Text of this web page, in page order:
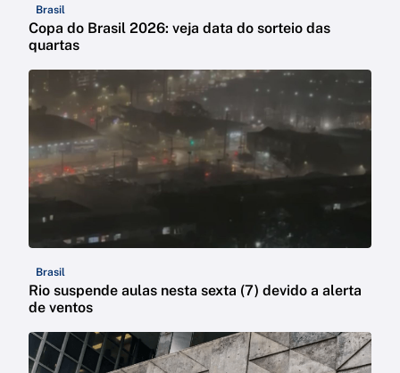
Brasil
Copa do Brasil 2026: veja data do sorteio das
quartas
Brasil
Rio suspende aulas nesta sexta (7) devido a alerta
de ventos